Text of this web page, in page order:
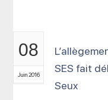
08
Juin 2016
SES fait
Seux